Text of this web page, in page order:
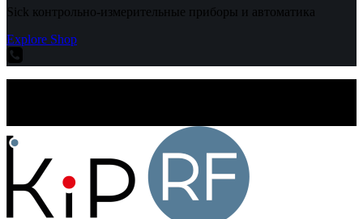
Sick контрольно-измерительные приборы и автоматика
Explore Shop